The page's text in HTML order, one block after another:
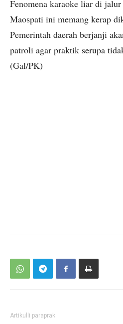
Fenomena karaoke liar di
Maospati ini memang kerap
Pemerintah daerah berjanji
patroli agar praktik serupa
(Gal/PK)
Artikulli paraprak